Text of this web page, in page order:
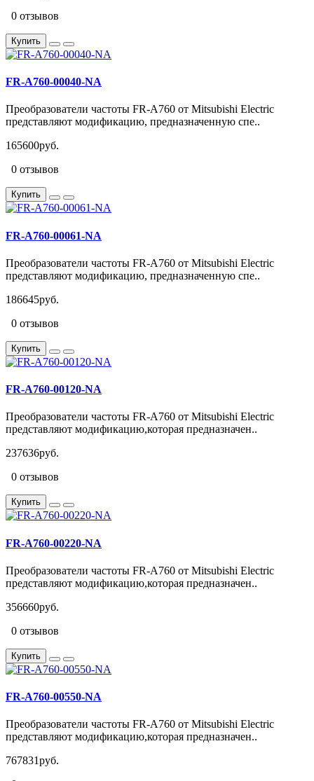
0 отзывов
Купить
FR-A760-00040-NA
Преобразователи частоты FR-A760 от Mitsubishi Electric
представляют модификацию, предназначенную спе..
165600руб.
0 отзывов
Купить
FR-A760-00061-NA
Преобразователи частоты FR-A760 от Mitsubishi Electric
представляют модификацию, предназначенную спе..
186645руб.
0 отзывов
Купить
FR-A760-00120-NA
Преобразователи частоты FR-A760 от Mitsubishi Electric
представляют модификацию,которая предназначен..
237636руб.
0 отзывов
Купить
FR-A760-00220-NA
Преобразователи частоты FR-A760 от Mitsubishi Electric
представляют модификацию,которая предназначен..
356660руб.
0 отзывов
Купить
FR-A760-00550-NA
Преобразователи частоты FR-A760 от Mitsubishi Electric
представляют модификацию,которая предназначен..
767831руб.